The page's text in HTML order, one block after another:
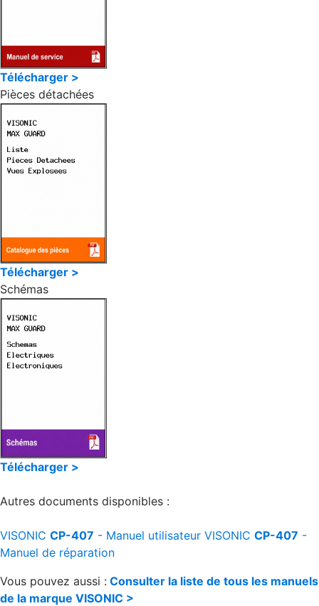
Télécharger >
Pièces détachées
Télécharger >
Schémas
Télécharger >
Autres documents disponibles :
VISONIC CP-407 - Manuel utilisateur VISONIC CP-407 -
Manuel de réparation
Vous pouvez aussi : Consulter la liste de tous les manuels
de la marque VISONIC >